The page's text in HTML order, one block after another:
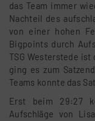
das Team immer
Nachteil des
von einer hohen
Bigpoints durch
TSG Westerstede
ging es zum
Teams konnte das
Erst beim 29:27
Aufschläge von